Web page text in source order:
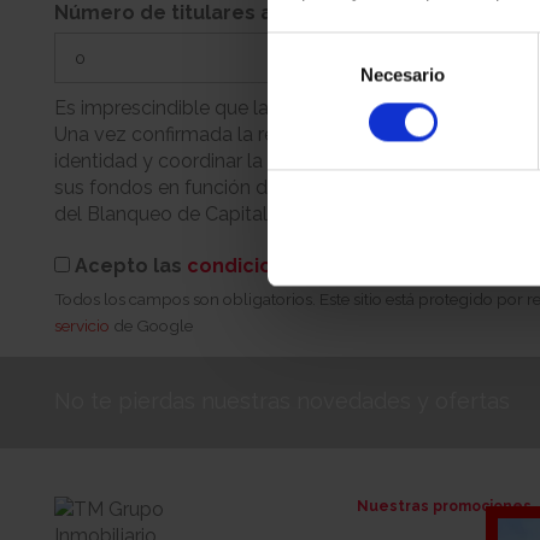
consentimiento
Necesario
Número de titulares adicionales
Es imprescindible que la persona que realiza la
Una vez confirmada la reserva, nuestro equipo se
identidad y coordinar la cita para la firma. Recuerde
sus fondos en función de su condición (persona
del Blanqueo de Capitales.
Acepto las condiciones de reserva
Todos los campos son obligatorios. Este sitio está protegido por
servicio de Google
Nuestras promociones